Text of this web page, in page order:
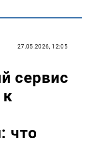
27.05.2026, 12:05
сервис
что